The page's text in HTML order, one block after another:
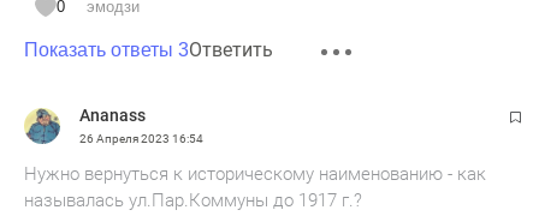
0 эмодзи
Показать ответы 3Ответить
Ananass
26 Апреля 2023 16:54
Нужно вернуться к историческому наименованию - как
называлась ул.Пар.Коммуны до 1917 г.?